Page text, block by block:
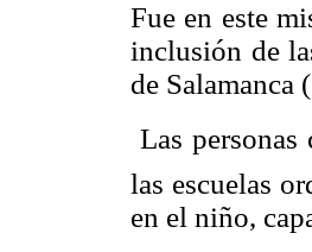
Fue en este
inclusión de
de Salamanca
Las personas
las escuelas
en el niño,